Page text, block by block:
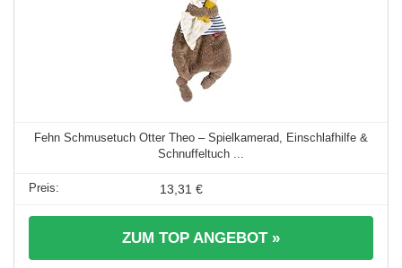
Fehn Schmusetuch Otter Theo – Spielkamerad, Einschlafhilfe &
Schnuffeltuch ...
13,31 €
ZUM TOP ANGEBOT »